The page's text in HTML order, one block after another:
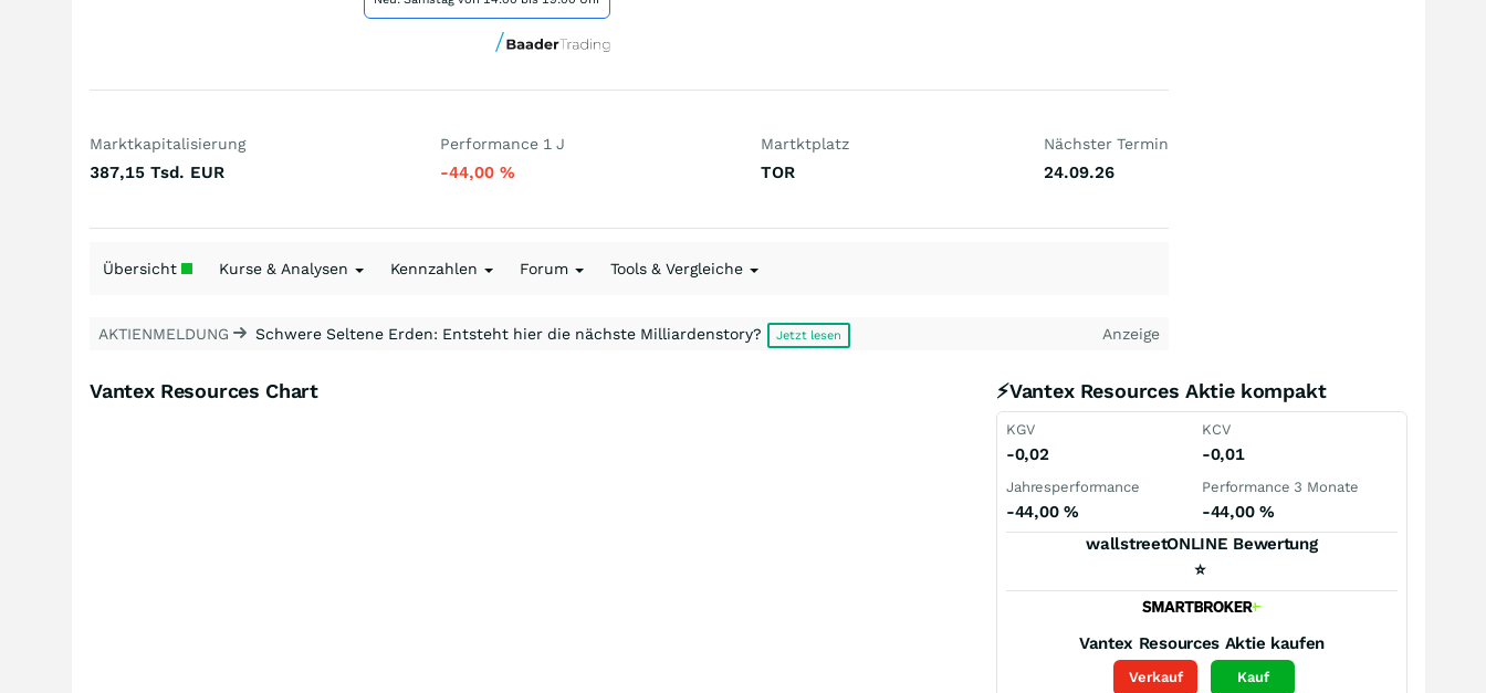
Marktkapitalisierung
387,15 Tsd. EUR
Performance 1 J
-44,00%
Martktplatz
TOR
Nächster Termin
24.09.26
Übersicht Kurse & Analysen Kennzahlen Forum Tools & Vergleiche
AKTIENMELDUNG Schwere Seltene Erden: Entsteht hier die nächste Milliardenstory? Jetzt lesen Anzeige
Vantex Resources Chart ⚡Vantex Resources Aktie kompakt
KGV
-0,02
KCV
-0,01
Jahresperformance
-44,00 %
Performance 3 Monate
-44,00 %
wallstreetONLINE Bewertung
⭐
Vantex Resources Aktie kaufen
Verkauf Kauf